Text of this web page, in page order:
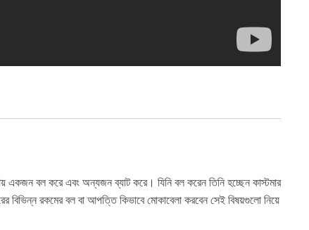
একজন বল করে এবং অন্যজন ব্যাট করে। যিনি বল করেন তিনি হচ্ছেন কাস্টমার
বিভিন্ন রকমের বল বা আপত্তি কিভাবে মোকাবেলা করবেন সেই বিষয়গুলো নিয়ে